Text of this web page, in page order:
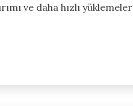
ve daha hızlı yüklemeler